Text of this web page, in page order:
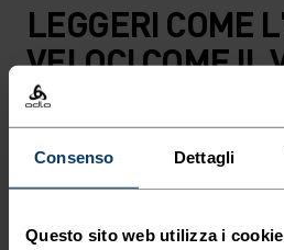
Consenso Dettagli
Questo sito web utilizza i cookie
LEGGERI COME
VELOCI COME IL
Capi tecnici da running ad
essere sempre un passo